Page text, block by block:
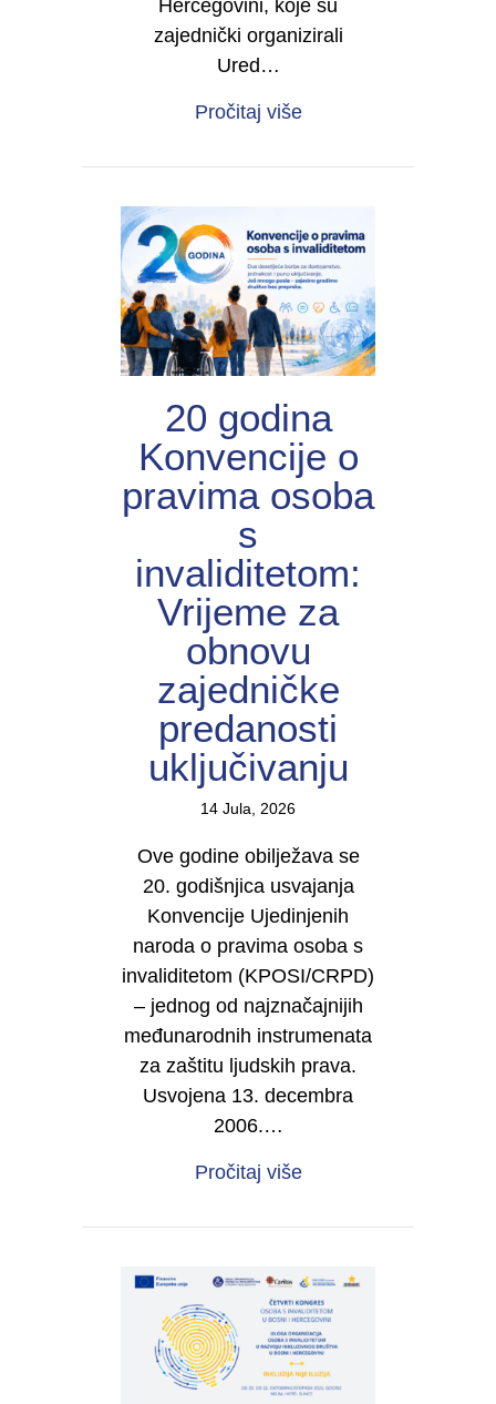
Hercegovini, koje su
zajednički organizirali
Ured…
Pročitaj višeabout IZVJEŠTAJ O
20 godina
Konvencije o
pravima osoba
s
invaliditetom:
Vrijeme za
obnovu
zajedničke
predanosti
uključivanju
14 Jula, 2026
Ove godine obilježava se
20. godišnjica usvajanja
Konvencije Ujedinjenih
naroda o pravima osoba s
invaliditetom (KPOSI/CRPD)
– jednog od najznačajnijih
međunarodnih instrumenata
za zaštitu ljudskih prava.
Usvojena 13. decembra
2006.…
Pročitaj višeabout 20 godina